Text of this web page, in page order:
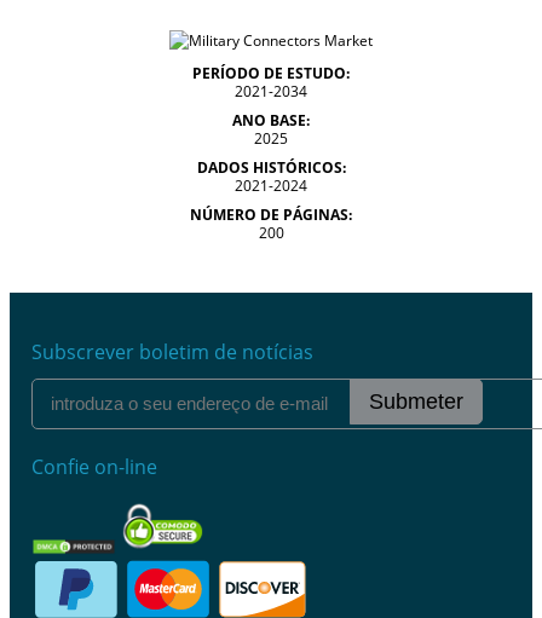
PERÍODO DE ESTUDO:
2021-2034
ANO BASE:
2025
DADOS HISTÓRICOS:
2021-2024
NÚMERO DE PÁGINAS:
200
Subscrever boletim de notícias
Submeter
Confie on-line